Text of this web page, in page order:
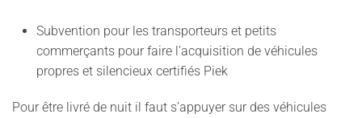
Subvention pour les transporteurs et petits
commerçants pour faire l’acquisition de véhicules
propres et silencieux certifiés Piek
Pour être livré de nuit il faut s’appuyer sur des véhicules